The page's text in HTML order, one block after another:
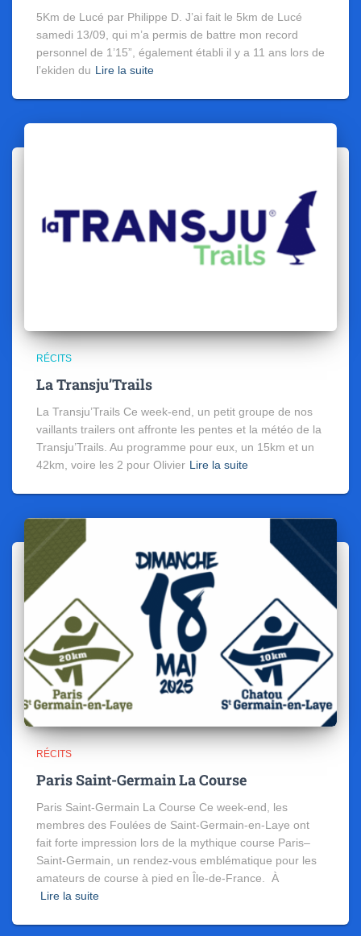
5Km de Lucé par Philippe D. J’ai fait le 5km de Lucé
samedi 13/09, qui m’a permis de battre mon record
personnel de 1’15”, également établi il y a 11 ans lors de
l’ekiden du Lire la suite
RÉCITS
La Transju’Trails
La Transju’Trails Ce week-end, un petit groupe de nos
vaillants trailers ont affronte les pentes et la météo de la
Transju’Trails. Au programme pour eux, un 15km et un
42km, voire les 2 pour Olivier Lire la suite
RÉCITS
Paris Saint-Germain La Course
Paris Saint-Germain La Course Ce week-end, les
membres des Foulées de Saint-Germain-en-Laye ont
fait forte impression lors de la mythique course Paris–
Saint-Germain, un rendez-vous emblématique pour les
amateurs de course à pied en Île-de-France. À
Lire la suite